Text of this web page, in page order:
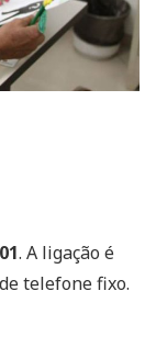
. A ligação é
telefone fixo.